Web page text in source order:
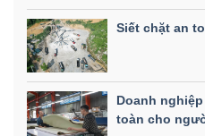
Siết chặt an
Doanh
toàn cho